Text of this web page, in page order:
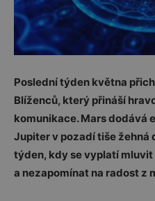
Poslední týden května
Blíženců, který přináší
komunikace. Mars dodává
Jupiter v pozadí tiše žehná
týden, kdy se vyplatí
a nezapomínat na radost z